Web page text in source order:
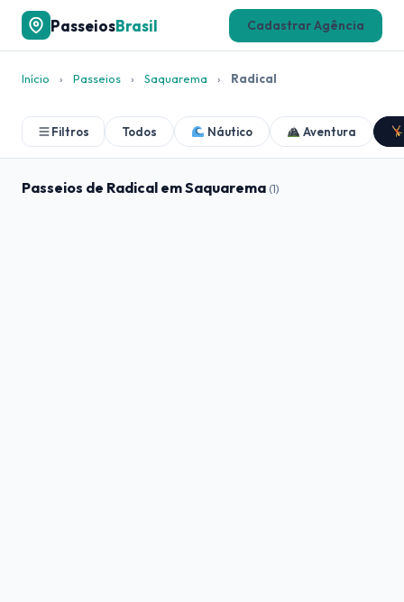
PasseiosBrasil Cadastrar Agência
Início › Passeios › Saquarema › Radical
Filtros Todos Náutico Aventura
Passeios de Radical em Saquarema(1)